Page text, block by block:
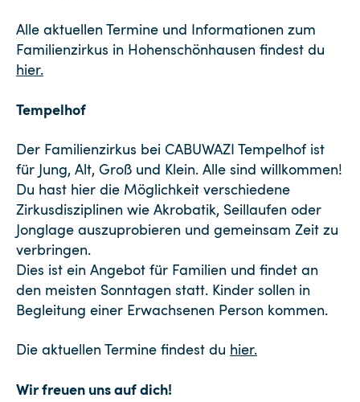
Alle aktuellen Termine und Informationen zum
Familienzirkus in Hohenschönhausen findest du
hier.
Tempelhof
Der Familienzirkus bei CABUWAZI Tempelhof ist
für Jung, Alt, Groß und Klein. Alle sind willkommen!
Du hast hier die Möglichkeit verschiedene
Zirkusdisziplinen wie Akrobatik, Seillaufen oder
Jonglage auszuprobieren und gemeinsam Zeit zu
verbringen.
Dies ist ein Angebot für Familien und findet an
den meisten Sonntagen statt. Kinder sollen in
Begleitung einer Erwachsenen Person kommen.
Die aktuellen Termine findest du hier.
Wir freuen uns auf dich!